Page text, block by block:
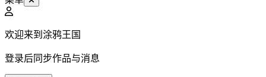
欢迎来到涂鸦王国
登录后同步作品与消息